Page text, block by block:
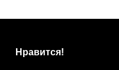
Нравится!